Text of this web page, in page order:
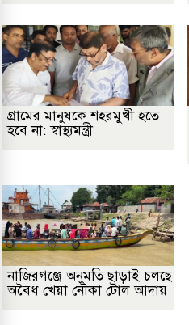
গ্রামের মানুষকে শহরমুখী হতে
হবে না: স্বাস্থ্যমন্ত্রী
নাজিরগঞ্জে অনুমতি ছাড়াই চলছে
অবৈধ খেয়া নৌকা টোল আদায়